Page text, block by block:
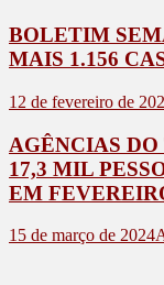
BOLETIM
MAIS 1.156
12 de fevereiro de
AGÊNCIAS
17,3 MIL
EM
15 de março de 2024